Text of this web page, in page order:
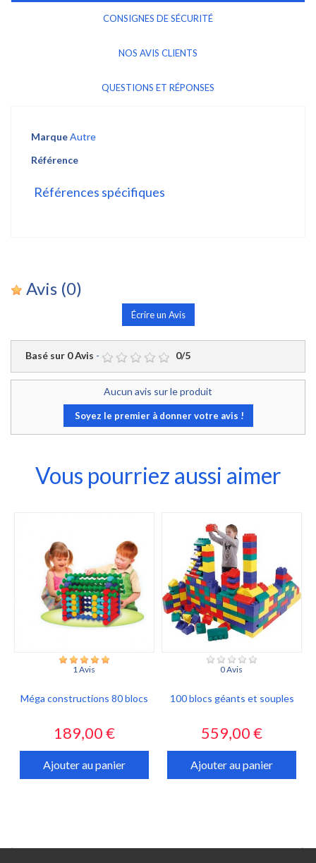
CONSIGNES DE SÉCURITÉ
NOS AVIS CLIENTS
QUESTIONS ET RÉPONSES
MarqueAutre
Référence
Références spécifiques
Avis (0)
Écrire un Avis
Basé sur 0Avis - 0/5
Aucun avis sur le produit
Soyez le premier à donner votre avis !
Vous pourriez aussi aimer
1 Avis
Méga constructions 80 blocs
Prix
189,00 €
Ajouter au panier
0 Avis
100 blocs géants et souples
Prix
559,00 €
Ajouter au panier
 